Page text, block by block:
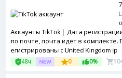
Аккаунты TikTok | Дата
по почте, почта идет в
егистрированы с United Kingdom ip
48ч 0 0%